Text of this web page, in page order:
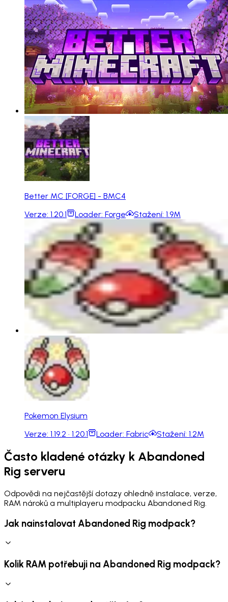
Better MC [FORGE] - BMC4
Verze: 1.20.1 Loader: Forge Stažení: 1.9M
Pokemon Elysium
Verze: 1.19.2 · 1.20.1 Loader: Fabric Stažení: 1.2M
Často kladené otázky k Abandoned
Rig serveru
Odpovědi na nejčastější dotazy ohledně instalace, verze,
RAM nároků a multiplayeru modpacku Abandoned Rig.
Jak nainstalovat Abandoned Rig modpack?
Kolik RAM potřebuji na Abandoned Rig modpack?